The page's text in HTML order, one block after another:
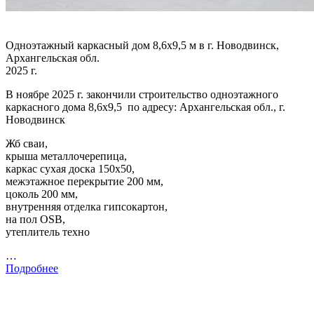
Одноэтажный каркасный дом 8,6х9,5 м в г. Новодвинск,
Архангельская обл.
2025 г.
В ноябре 2025 г. закончили строительство одноэтажного
каркасного дома 8,6х9,5 по адресу: Архангельская обл., г.
Новодвинск
Жб сваи,
крыша металлочерепица,
каркас сухая доска 150х50,
межэтажное перекрытие 200 мм,
цоколь 200 мм,
внутренняя отделка гипсокартон,
на пол OSB,
утеплитель техно
…
Подробнее